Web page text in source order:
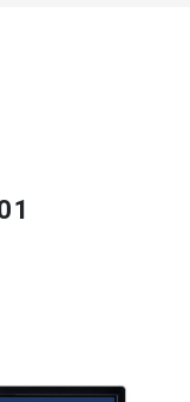
9:00～17:45